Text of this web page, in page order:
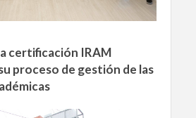
certificación IRAM
proceso de gestión de las